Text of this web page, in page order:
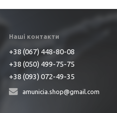
Наші контакти
+38 (067) 448-80-08
+38 (050) 499-75-75
+38 (093) 072-49-35
amunicia.shop@gmail.com